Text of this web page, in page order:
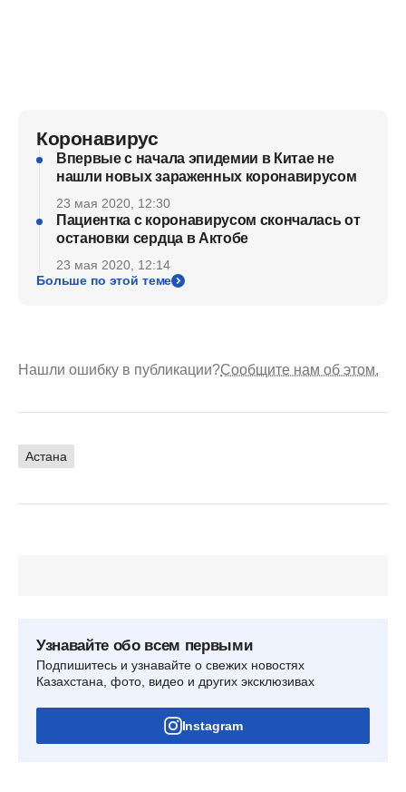
Коронавирус
Впервые с начала эпидемии в Китае не
нашли новых зараженных коронавирусом
23 мая 2020, 12:30
Пациентка с коронавирусом скончалась от
остановки сердца в Актобе
23 мая 2020, 12:14
Больше по этой теме
Нашли ошибку в публикации?Сообщите нам об этом.
Астана
Узнавайте обо всем первыми
Подпишитесь и узнавайте о свежих новостях
Казахстана, фото, видео и других эксклюзивах
Instagram